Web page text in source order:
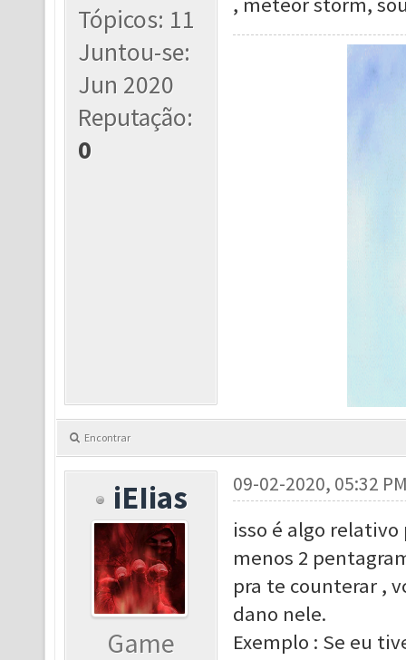
Tópicos: 11
Juntou-se:
Jun 2020
Reputação:
0
Encontrar
iEIias
Game
09-02-2020, 05:32
isso é algo
menos 2
pra te counterar ,
dano nele.
Exemplo : Se eu